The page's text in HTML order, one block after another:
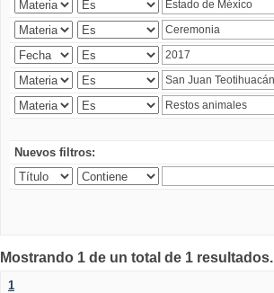
Nuevos filtros:
Mostrando 1 de un total de 1 resultados.
1